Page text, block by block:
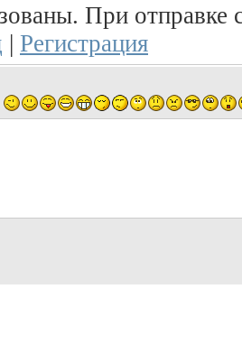
При отправке
| Регистрация